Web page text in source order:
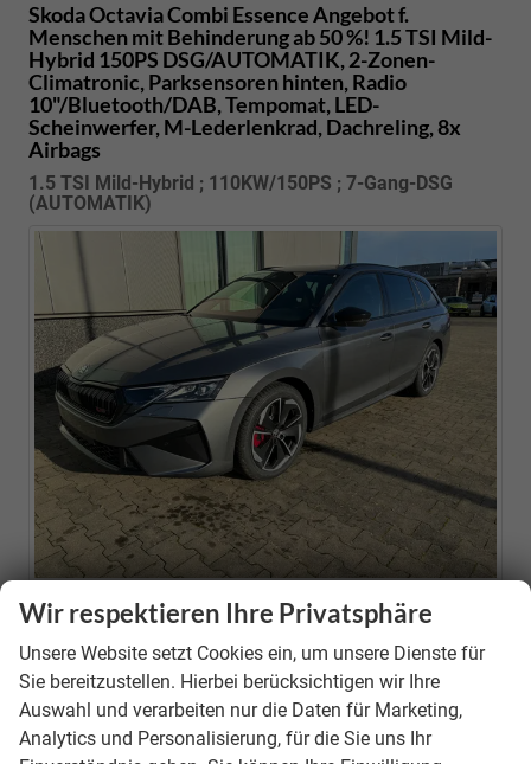
Skoda Octavia Combi Essence Angebot f.
Menschen mit Behinderung ab 50 %! 1.5 TSI Mild-
Hybrid 150PS DSG/AUTOMATIK, 2-Zonen-
Climatronic, Parksensoren hinten, Radio
10"/Bluetooth/DAB, Tempomat, LED-
Scheinwerfer, M-Lederlenkrad, Dachreling, 8x
Airbags
1.5 TSI Mild-Hybrid ; 110KW/150PS ; 7-Gang-DSG
(AUTOMATIK)
Neuwagen
Fahrzeugnr.
39646
Motor
1.5 TSI Mild-Hybrid ; 110KW/150PS ; 7-Gang-DSG
(AUTOMATIK)
Getriebe
Doppelkupplungsgetriebe (DSG)
Wir respektieren Ihre Privatsphäre
Unsere Website setzt Cookies ein, um unsere Dienste für
Sie bereitzustellen. Hierbei berücksichtigen wir Ihre
Auswahl und verarbeiten nur die Daten für Marketing,
Analytics und Personalisierung, für die Sie uns Ihr